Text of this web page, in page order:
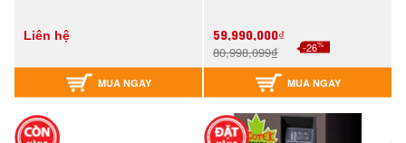
Liên hệ
MUA NGAY
59,990,000₫
80,998,099₫ -26%
MUA NGAY